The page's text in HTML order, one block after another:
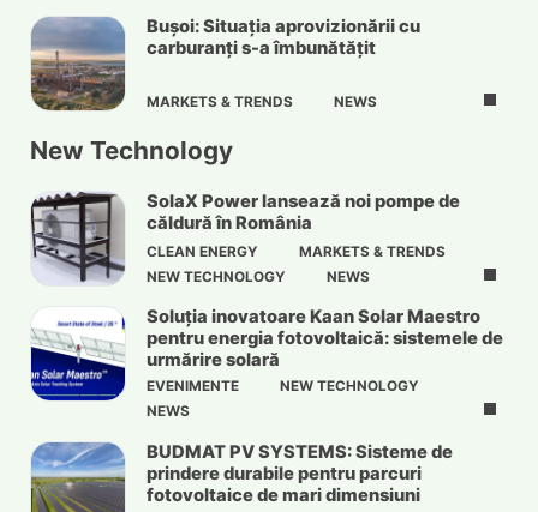
Bușoi: Situația aprovizionării cu
carburanți s-a îmbunătățit
MARKETS & TRENDS NEWS
New Technology
SolaX Power lansează noi pompe de
căldură în România
CLEAN ENERGY
MARKETS & TRENDS
NEW TECHNOLOGY
NEWS
Soluția inovatoare Kaan Solar Maestro
pentru energia fotovoltaică: sistemele de
urmărire solară
EVENIMENTE
NEW TECHNOLOGY
NEWS
BUDMAT PV SYSTEMS: Sisteme de
prindere durabile pentru parcuri
fotovoltaice de mari dimensiuni